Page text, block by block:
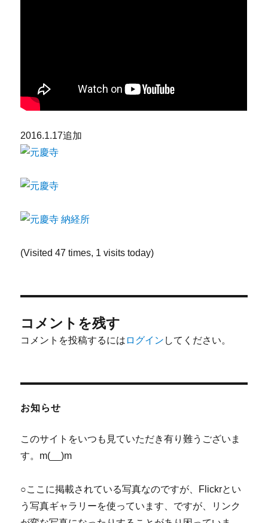
2016.1.17追加
(Visited 47 times, 1 visits today)
コメントを残す
コメントを投稿するには ログイン してください。
お知らせ
このサイトをいつも見ていただき有り難うございま
す。m(__)m
○ここに掲載されている写真なのですが、Flickrとい
う写真ギャラリーを使っています、ですが、リンク